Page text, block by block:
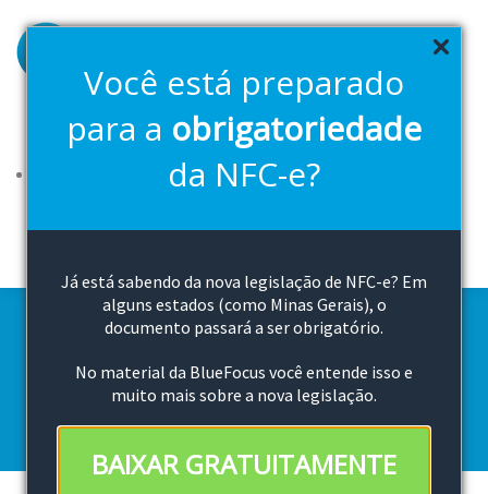
Você está preparado
para a obrigatoriedade
da NFC-e?
Já está sabendo da nova legislação de NFC-e? Em
alguns estados (como Minas Gerais), o
documento passará a ser obrigatório.
No material da BlueFocus você entende isso e
muito mais sobre a nova legislação.
BAIXAR GRATUITAMENTE
para
conteúdo
Soluções
Planos FAQ 2ª Via Boleto Downloads
Cloud Bluefocus
Versão 2.4